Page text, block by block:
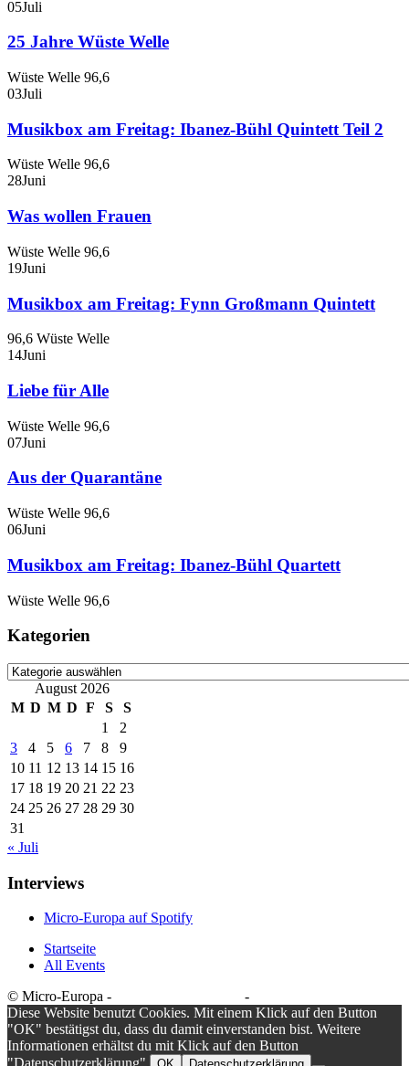
05Juli
25 Jahre Wüste Welle
Wüste Welle 96,6
03Juli
Musikbox am Freitag: Ibanez-Bühl Quintett Teil 2
Wüste Welle 96,6
28Juni
Was wollen Frauen
Wüste Welle 96,6
19Juni
Musikbox am Freitag: Fynn Großmann Quintett
96,6 Wüste Welle
14Juni
Liebe für Alle
Wüste Welle 96,6
07Juni
Aus der Quarantäne
Wüste Welle 96,6
06Juni
Musikbox am Freitag: Ibanez-Bühl Quartett
Wüste Welle 96,6
Kategorien
Kategorien
August 2026
M D M D F S
S
1
2
3
4 5 6 7 8
9
10 11 12 13 14 15 16
17 18 19 20 21 22 23
24 25 26 27 28 29 30
31
« Juli
Interviews
Micro-Europa auf Spotify
Startseite
All Events
© Micro-Europa -
-
Diese Website benutzt Cookies. Mit einem Klick auf den Button
"OK" bestätigst du, dass du damit einverstanden bist. Weitere
Informationen erhältst du mit Klick auf den Button